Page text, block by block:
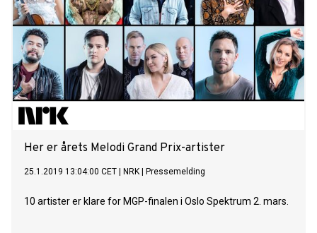
Her er årets Melodi Grand Prix-artister
25.1.2019 13:04:00 CET NRK Pressemelding
10 artister er klare for MGP-finalen i Oslo Spektrum 2. mars.